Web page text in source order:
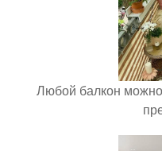
Любой балкон